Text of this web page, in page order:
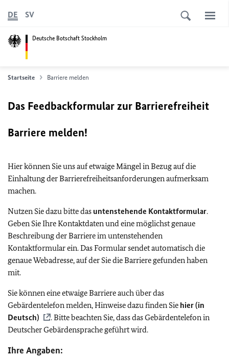
Deutsche Botschaft Stockholm
DE SV
Startseite Barriere melden
Das Feedbackformular zur Barrierefreiheit
Barriere melden!
Hier können Sie uns auf etwaige Mängel in Bezug auf die
Einhaltung der Barrierefreiheitsanforderungen aufmerksam
machen.
Nutzen Sie dazu bitte das untenstehende Kontaktformular.
Geben Sie Ihre Kontaktdaten und eine möglichst genaue
Beschreibung der Barriere im untenstehenden
Kontaktformular ein. Das Formular sendet automatisch die
genaue Webadresse, auf der Sie die Barriere gefunden haben
mit.
Sie können eine etwaige Barriere auch über das
Gebärdentelefon melden, Hinweise dazu finden Sie hier (in
Deutsch)
. Bitte beachten Sie, dass das Gebärdentelefon in
Deutscher Gebärdensprache geführt wird.
Ihre Angaben: